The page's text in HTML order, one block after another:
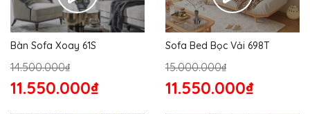
Bàn Sofa Xoay 61S
14.500.000₫
11.550.000₫
Sofa Bed Bọc Vải 698T
15.000.000₫
11.550.000₫